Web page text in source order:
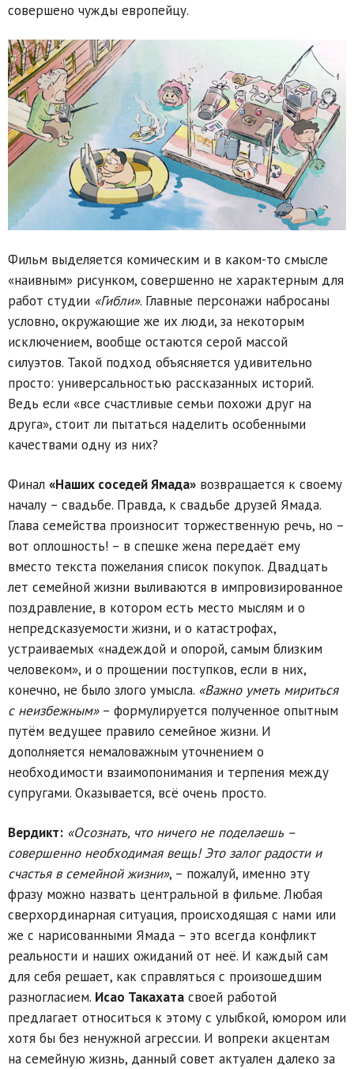
совершено чужды европейцу.
Фильм выделяется комическим и в каком-то смысле
«наивным» рисунком, совершенно не характерным для
работ студии «Гибли». Главные персонажи набросаны
условно, окружающие же их люди, за некоторым
исключением, вообще остаются серой массой
силуэтов. Такой подход объясняется удивительно
просто: универсальностью рассказанных историй.
Ведь если «все счастливые семьи похожи друг на
друга», стоит ли пытаться наделить особенными
качествами одну из них?
Финал «Наших соседей Ямада» возвращается к своему
началу – свадьбе. Правда, к свадьбе друзей Ямада.
Глава семейства произносит торжественную речь, но –
вот оплошность! – в спешке жена передаёт ему
вместо текста пожелания список покупок. Двадцать
лет семейной жизни выливаются в импровизированное
поздравление, в котором есть место мыслям и о
непредсказуемости жизни, и о катастрофах,
устраиваемых «надеждой и опорой, самым близким
человеком», и о прощении поступков, если в них,
конечно, не было злого умысла. «Важно уметь мириться
с неизбежным»– формулируется полученное опытным
путём ведущее правило семейное жизни. И
дополняется немаловажным уточнением о
необходимости взаимопонимания и терпения между
супругами. Оказывается, всё очень просто.
Вердикт: «Осознать, что ничего не поделаешь –
совершенно необходимая вещь! Это залог радости и
счастья в семейной жизни», – пожалуй, именно эту
фразу можно назвать центральной в фильме. Любая
сверхординарная ситуация, происходящая с нами или
же с нарисованными Ямада – это всегда конфликт
реальности и наших ожиданий от неё. И каждый сам
для себя решает, как справляться с произошедшим
разногласием. Исао Такахата своей работой
предлагает относиться к этому с улыбкой, юмором или
хотя бы без ненужной агрессии. И вопреки акцентам
на семейную жизнь, данный совет актуален далеко за